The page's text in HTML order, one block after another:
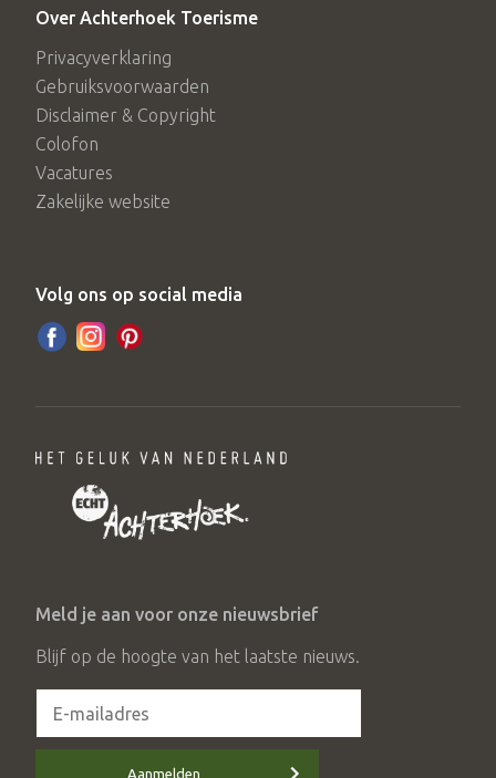
Over Achterhoek Toerisme
Privacyverklaring
Gebruiksvoorwaarden
Disclaimer & Copyright
Colofon
Vacatures
Zakelijke website
Volg ons op social media
Meld je aan voor onze nieuwsbrief
Blijf op de hoogte van het laatste nieuws.
Aanmelden